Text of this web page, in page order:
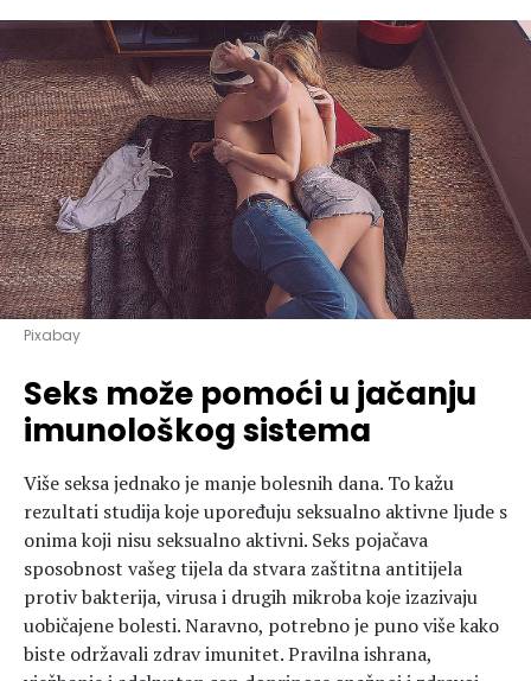
Hedonizam
Njega nje
Njega njega
Šminka
Tehnologija
KALORIJE
Pixabay
Seks može pomoći u jačanju
imunološkog sistema
Više seksa jednako je manje bolesnih dana. To kažu
rezultati studija koje upoređuju seksualno aktivne ljude s
onima koji nisu seksualno aktivni. Seks pojačava
sposobnost vašeg tijela da stvara zaštitna antitijela
protiv bakterija, virusa i drugih mikroba koje izazivaju
uobičajene bolesti. Naravno, potrebno je puno više kako
biste održavali zdrav imunitet. Pravilna ishrana,